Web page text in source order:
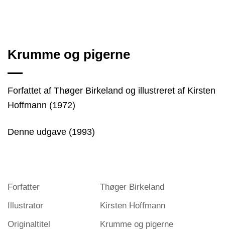
Krumme og pigerne
Forfattet af Thøger Birkeland og illustreret af Kirsten
Hoffmann (1972)
Denne udgave (1993)
Forfatter
Thøger Birkeland
Illustrator
Kirsten Hoffmann
Originaltitel
Krumme og pigerne